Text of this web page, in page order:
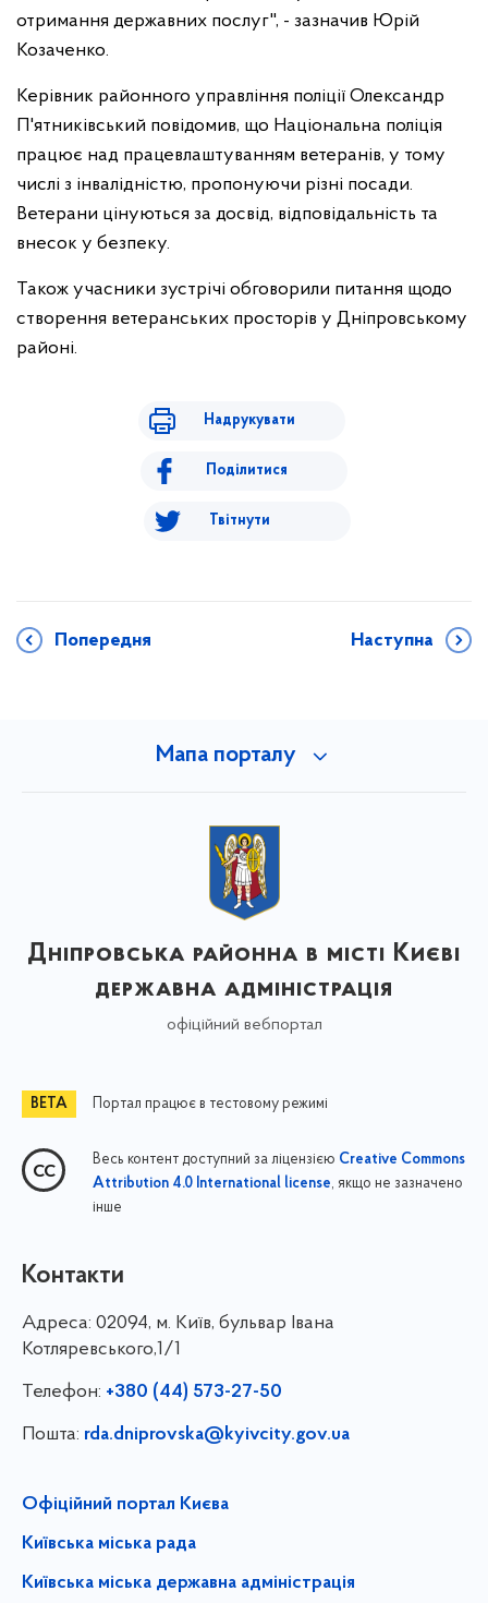
отримання державних послуг", - зазначив Юрій
Козаченко.
Керівник районного управління поліції Олександр
П'ятниківський повідомив, що Національна поліція
працює над працевлаштуванням ветеранів, у тому
числі з інвалідністю, пропонуючи різні посади.
Ветерани цінуються за досвід, відповідальність та
внесок у безпеку.
Також учасники зустрічі обговорили питання щодо
створення ветеранських просторів у Дніпровському
районі.
Надрукувати
Поділитися
Твітнути
Попередня Наступна
Мапа порталу
Дніпровська районна в місті Києві
державна адміністрація
офіційний вебпортал
Портал працює в тестовому режимі
Весь контент доступний за ліцензією Creative Commons
Attribution 4.0 International license, якщо не зазначено
інше
Контакти
Адреса: 02094, м. Київ, бульвар Івана
Котляревського,1/1
Телефон: +380 (44) 573-27-50
Пошта: rda.dniprovska@kyivcity.gov.ua
Офіційний портал Києва
Київська міська рада
Київська міська державна адміністрація